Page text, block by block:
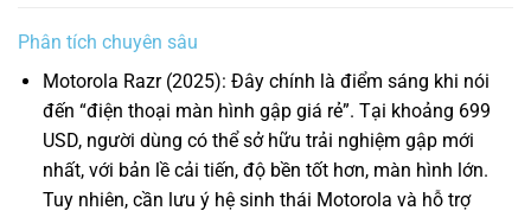
Phân tích chuyên sâu
Motorola Razr (2025): Đây chính là điểm sáng khi nói
đến “điện thoại màn hình gập giá rẻ”. Tại khoảng 699
USD, người dùng có thể sở hữu trải nghiệm gập mới
nhất, với bản lề cải tiến, độ bền tốt hơn, màn hình lớn.
Tuy nhiên, cần lưu ý hệ sinh thái Motorola và hỗ trợ